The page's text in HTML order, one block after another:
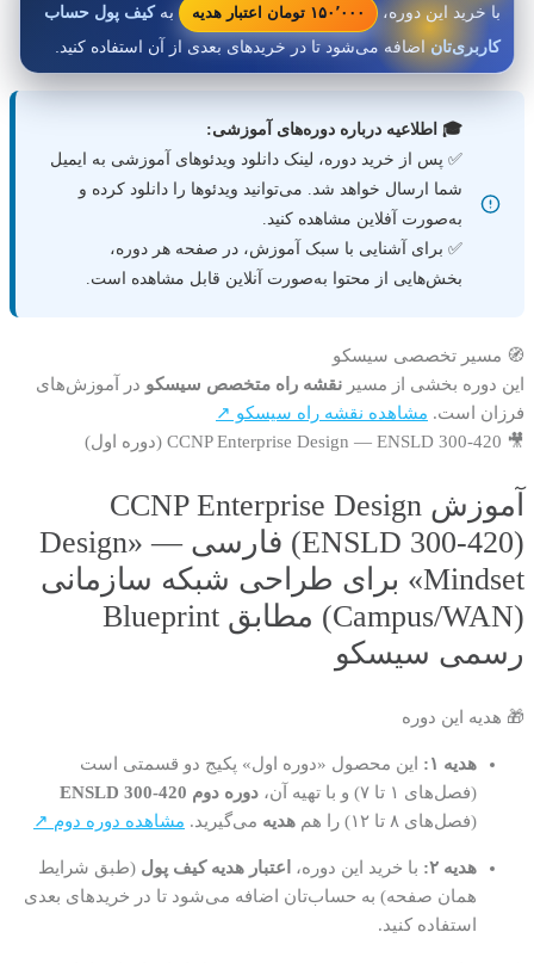
با خرید این دوره، ۱۵۰٬۰۰۰ تومان اعتبار هدیه به کیف پول حساب
کاربری‌تاناضافه می‌شود تا در خریدهای بعدی از آن استفاده کنید.
🎓 اطلاعیه درباره دوره‌های آموزشی:
✅ پس از خرید دوره، لینک دانلود ویدئوهای آموزشی به ایمیل
شما ارسال خواهد شد. می‌توانید ویدئوها را دانلود کرده و
به‌صورت آفلاین مشاهده کنید.
✅ برای آشنایی با سبک آموزش، در صفحه هر دوره،
بخش‌هایی از محتوا به‌صورت آنلاین قابل مشاهده است.
🧭 مسیر تخصصی سیسکو
این دوره بخشی از مسیر نقشه راه متخصص سیسکو در آموزش‌های
فرزان است. مشاهده نقشه راه سیسکو ↗
🎥 CCNP Enterprise Design — ENSLD 300-420 (دوره اول)
آموزش CCNP Enterprise Design
(ENSLD 300-420) فارسی — «Design
Mindset» برای طراحی شبکه سازمانی
(Campus/WAN) مطابق Blueprint
رسمی سیسکو
🎁 هدیه این دوره
هدیه ۱:
این محصول «دوره اول» پکیج دو قسمتی است
(فصل‌های ۱ تا ۷) و با تهیه آن،
دوره دوم ENSLD 300-420
(فصل‌های ۸ تا ۱۲) را هم
هدیه می‌گیرید. مشاهده دوره دوم ↗
هدیه ۲: با خرید این دوره، اعتبار هدیه کیف پول (طبق شرایط
همان صفحه) به حساب‌تان اضافه می‌شود تا در خریدهای بعدی
استفاده کنید.